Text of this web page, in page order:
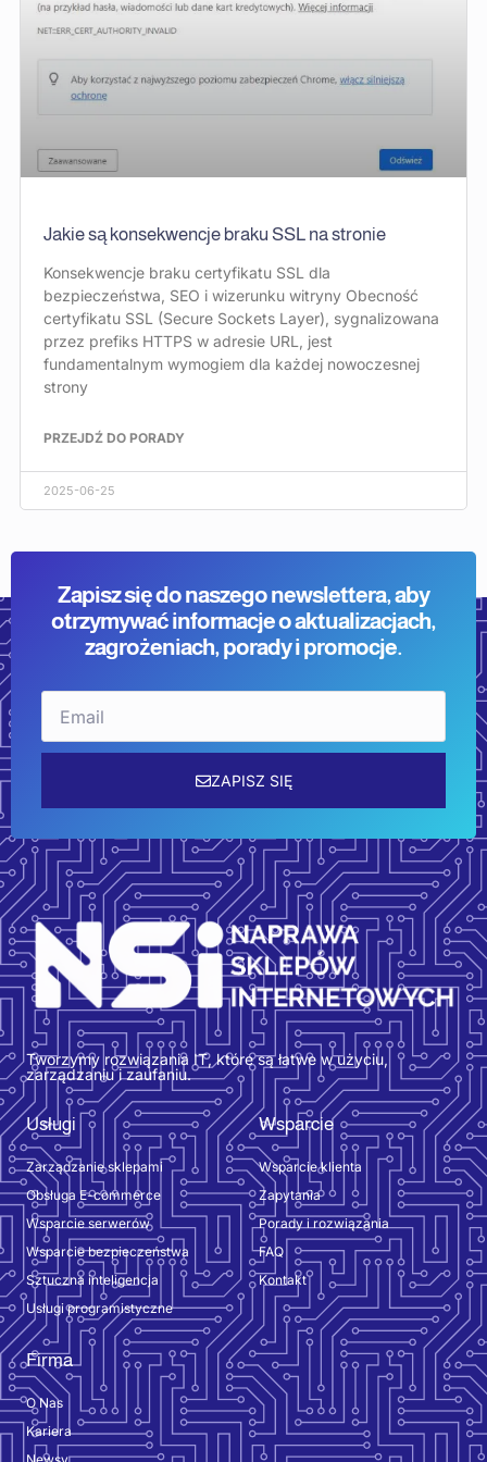
Jakie są konsekwencje braku SSL na stronie
Konsekwencje braku certyfikatu SSL dla
bezpieczeństwa, SEO i wizerunku witryny Obecność
certyfikatu SSL (Secure Sockets Layer), sygnalizowana
przez prefiks HTTPS w adresie URL, jest
fundamentalnym wymogiem dla każdej nowoczesnej
strony
PRZEJDŹ DO PORADY
2025-06-25
Zapisz się do naszego newslettera, aby
otrzymywać informacje o aktualizacjach,
zagrożeniach, porady i promocje.
ZAPISZ SIĘ
Tworzymy rozwiązania IT, które są łatwe w użyciu,
zarządzaniu i zaufaniu.
Usługi
Zarządzanie sklepami
Obsługa E-commerce
Wsparcie serwerów
Wsparcie bezpieczeństwa
Sztuczna inteligencja
Usługi programistyczne
Wsparcie
Wsparcie klienta
Zapytania
Porady i rozwiązania
FAQ
Kontakt
Firma
O Nas
Kariera